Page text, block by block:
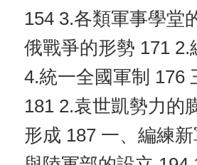
154 3.各類軍事學堂
俄戰爭的形勢 171
4.統一全國軍制 176
181 2.袁世凱勢力
形成 187 一、編練